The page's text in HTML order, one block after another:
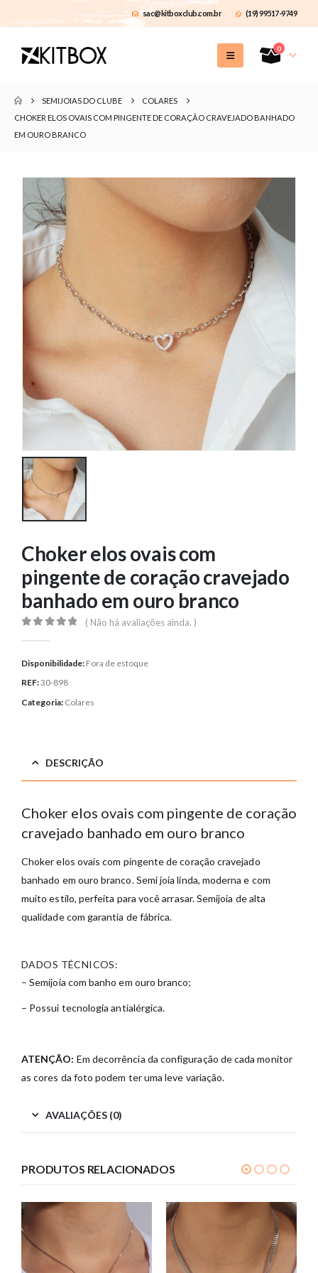
sac@kitboxclub.com.br (19) 99517-9749
0
SEMIJOIAS DO CLUBE
COLARES
CHOKER ELOS OVAIS COM PINGENTE DE CORAÇÃO CRAVEJADO BANHADO
EM OURO BRANCO
Choker elos ovais com
pingente de coração cravejado
banhado em ouro branco
( Não há avaliações ainda. )
Disponibilidade: Fora de estoque
REF:30-898
Categoria: Colares
DESCRIÇÃO
Choker elos ovais com pingente de coração
cravejado banhado em ouro branco
Choker elos ovais com pingente de coração cravejado
banhado em ouro branco. Semi joia linda, moderna e com
muito estilo, perfeita para você arrasar. Semijoia de alta
qualidade com garantia de fábrica.
DADOS TÉCNICOS:
– Semijoia com banho em ouro branco;
– Possui tecnologia antialérgica.
ATENÇÃO: Em decorrência da configuração de cada monitor
as cores da foto podem ter uma leve variação.
AVALIAÇÕES (0)
PRODUTOS RELACIONADOS